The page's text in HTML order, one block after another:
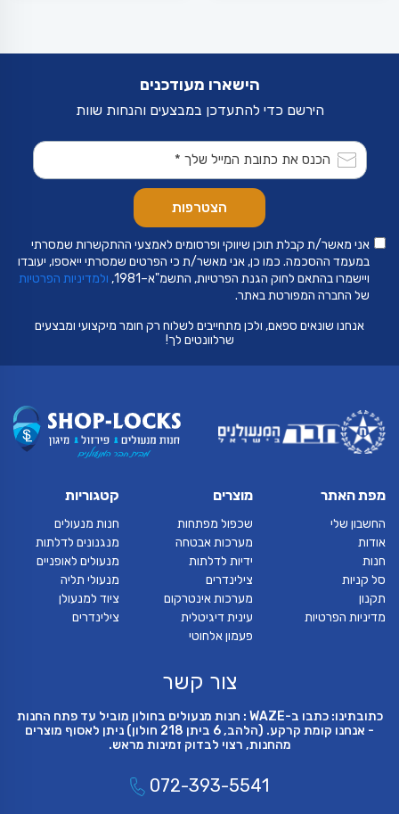
הישארו מעודכנים
הירשם כדי להתעדכן במבצעים והנחות שוות
אני מאשר/ת קבלת תוכן שיווקי ופרסומים לאמצעי ההתקשרות שמסרתי
במעמד ההסכמה. כמו כן, אני מאשר/ת כי הפרטים שמסרתי ייאספו, יעובדו
ויישמרו בהתאם לחוק הגנת הפרטיות, התשמ"א–1981,
ולמדיניות הפרטיות
של החברה המפורטת באתר.
אנחנו שונאים ספאם, ולכן מתחייבים לשלוח רק חומר מיקצועי ומבצעים
שרלוונטים לך!
מפת האתר
החשבון שלי
אודות
חנות
סל קניות
תקנון
מדיניות הפרטיות
מוצרים
שכפול מפתחות
מערכות אבטחה
ידיות לדלתות
צילינדרים
מערכות אינטרקום
עינית דיגיטלית
פעמון אלחוטי
קטגוריות
חנות מנעולים
מנגנונים לדלתות
מנעולים לאופניים
מנעולי תליה
ציוד למנעולן
צילינדרים
צור קשר
כתובתינו: כתבו ב-WAZE : חנות מנעולים בחולון מוביל עד פתח החנות
- אנחנו קומת קרקע. (הלהב, 6 ביתן 218 חולון) ניתן לאסוף מוצרים
מהחנות, רצוי לבדוק זמינות מראש.
072-393-5541